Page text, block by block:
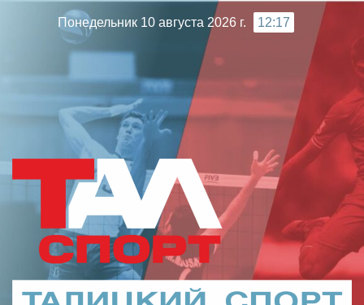
Понедельник 10 августа 2026 г. 12:17